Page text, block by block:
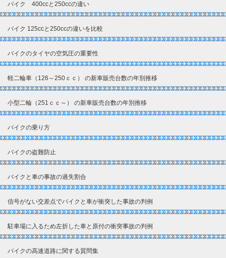
バイク 400ccと250ccの違い
バイク 125ccと250ccの違いを比較
バイクのタイヤの空気圧の重要性
軽二輪車（126～250ｃｃ） の新車販売台数の年別推移
小型二輪（251ｃｃ～） の新車販売台数の年別推移
バイクの乗り方
バイクの盗難防止
バイクと車の事故の過失割合
信号がない交差点でバイクと車が衝突した事故の判例
駐車場に入るため左折した車と原付の衝突事故の判例
バイクの高速道路に関する質問集